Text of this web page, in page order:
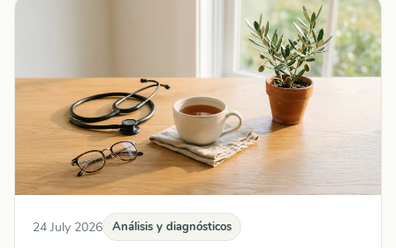
24 July 2026 Análisis y diagnósticos